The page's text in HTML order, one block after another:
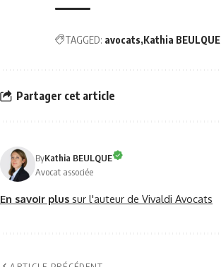
TAGGED: avocats Kathia BEULQUE
Partager cet article
ByKathia BEULQUE
Avocat associée
En savoir plus sur l'auteur de Vivaldi Avocats